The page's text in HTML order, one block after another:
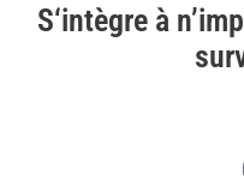
S‘intègre à